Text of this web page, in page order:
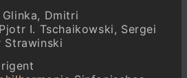
Dmitri
I. Tschaikowski, Sergei
Strawinski